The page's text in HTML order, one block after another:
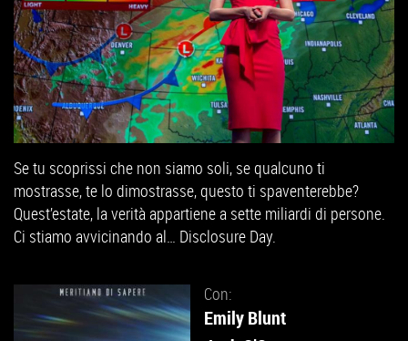
Se tu scoprissi che non siamo soli, se qualcuno ti
mostrasse, te lo dimostrasse, questo ti spaventerebbe?
Quest’estate, la verità appartiene a sette miliardi di persone.
Ci stiamo avvicinando al… Disclosure Day.
Con:
Emily Blunt